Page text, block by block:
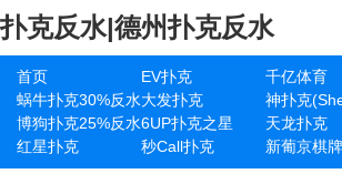
扑克反水|德州扑克反水
首页 EV扑克 千亿体育
蜗牛扑克30%反水大发扑克 神扑克
博狗扑克25%反水6UP扑克之星 天龙扑克
红星扑克
秒Call扑克 新葡京棋牌